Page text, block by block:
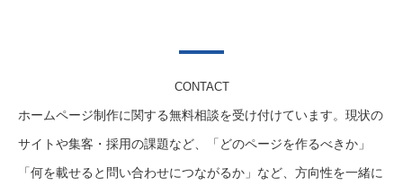
CONTACT
ホームページ制作に関する無料相談を受け付けています。現状の
サイトや集客・採用の課題など、「どのページを作るべきか」
「何を載せると問い合わせにつながるか」など、方向性を一緒に